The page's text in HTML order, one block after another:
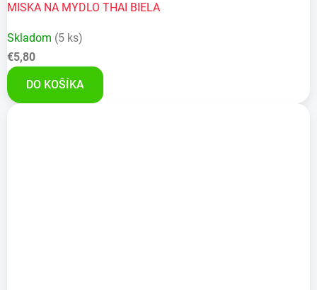
MISKA NA MYDLO THAI BIELA
Skladom (5 ks)
€5,80
DO KOŠÍKA